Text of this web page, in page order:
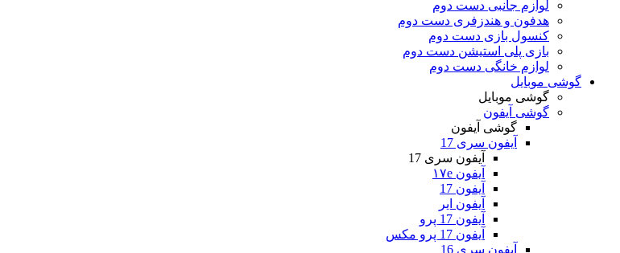
لوازم جانبی دست دوم
هدفون و هندزفری دست دوم
کنسول بازی دست دوم
بازی پلی استیشن دست دوم
لوازم خانگی دست دوم
گوشی موبایل
گوشی موبایل
گوشی آیفون
گوشی آیفون
آیفون سری 17
آیفون سری 17
آیفون ۱۷e
آیفون 17
آیفون ایر
آیفون 17 پرو
آیفون 17 پرو مکس
آیفون سری 16